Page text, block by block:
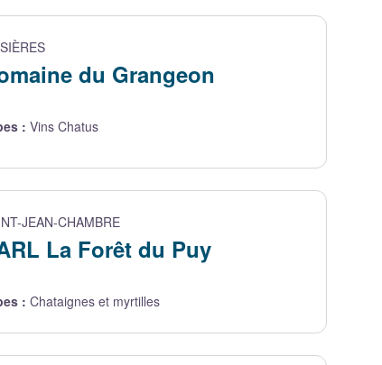
du Grangeon
: Vins Chatus
La Forêt du Puy
JEAN-CHAMBRE
La Forêt du Puy
: Chataignes et myrtilles